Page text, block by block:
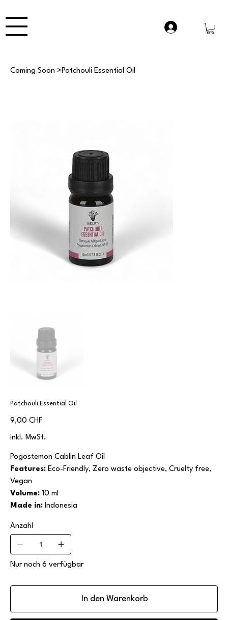
Coming Soon > Patchouli Essential Oil
Patchouli Essential Oil
Preis
9,00 CHF
inkl. MwSt.
Pogostemon Cablin Leaf Oil
Features: Eco-Friendly, Zero waste objective, Cruelty free,
Vegan
Volume: 10 ml
Made in: Indonesia
Anzahl
Nur noch 6 verfügbar
In den Warenkorb